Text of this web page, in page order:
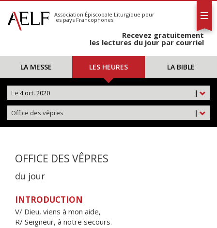
S'abonner
Calendrier
Association Épiscopale Liturgique pour
les pays Francophones
Recevez gratuitement
les lectures du jour par courriel
LA MESSE LES HEURES LA BIBLE
|
Le 4 oct. 2020
|
Office des vêpres
OFFICE DES VÊPRES
du jour
INTRODUCTION
V/ Dieu, viens à mon aide,
R/ Seigneur, à notre secours.